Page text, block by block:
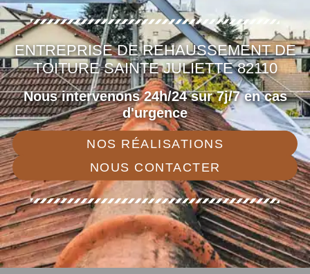
ENTREPRISE DE REHAUSSEMENT DE
TOITURE SAINTE JULIETTE 82110
Nous intervenons 24h/24 sur 7j/7 en cas
d'urgence
NOS RÉALISATIONS
NOUS CONTACTER